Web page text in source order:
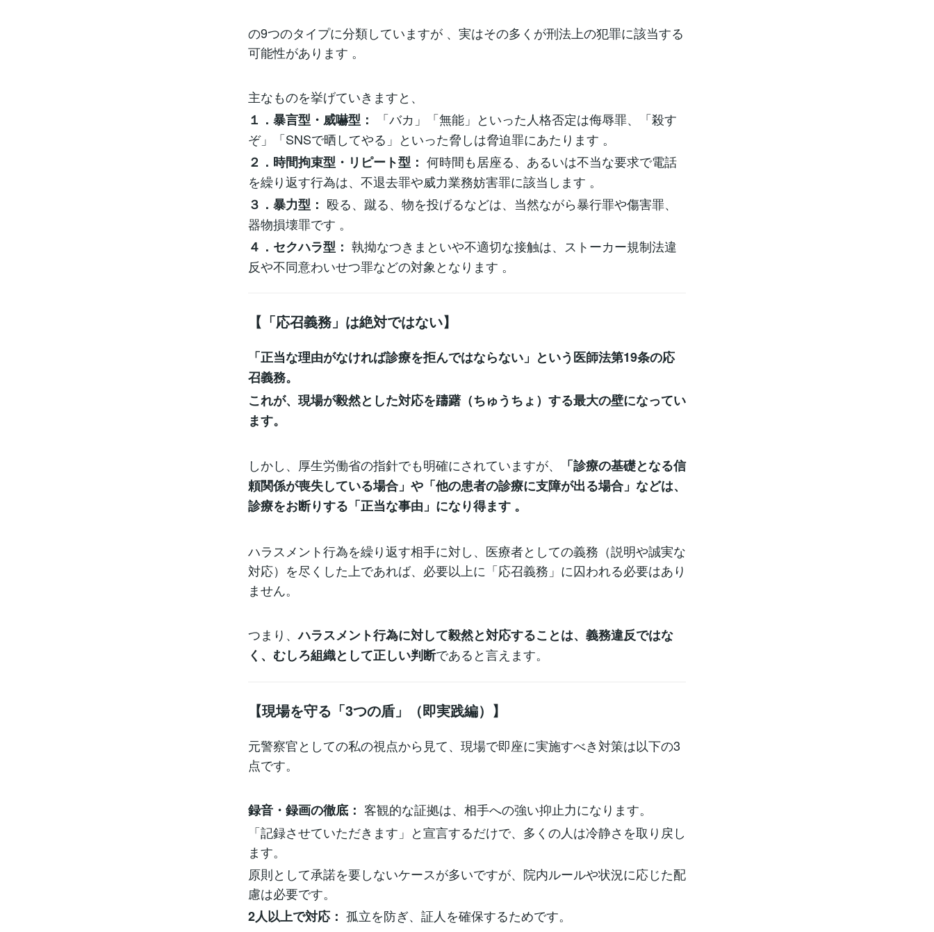
の9つのタイプに分類していますが 、実はその多くが刑法上の犯罪に該当する
可能性があります 。
主なものを挙げていきますと、
１．暴言型・威嚇型：
「バカ」「無能」といった人格否定は侮辱罪、「殺す
ぞ」「SNSで晒してやる」といった脅しは脅迫罪にあたります 。
２．時間拘束型・リピート型： 何時間も居座る、あるいは不当な要求で電話
を繰り返す行為は、不退去罪や威力業務妨害罪に該当します 。
３．暴力型： 殴る、蹴る、物を投げるなどは、当然ながら暴行罪や傷害罪、
器物損壊罪です 。
４．セクハラ型： 執拗なつきまといや不適切な接触は、ストーカー規制法違
反や不同意わいせつ罪などの対象となります 。
【「応召義務」は絶対ではない】
「正当な理由がなければ診療を拒んではならない」という医師法第19条の応
召義務。
これが、現場が毅然とした対応を躊躇（ちゅうちょ）する最大の壁になってい
ます。
しかし、厚生労働省の指針でも明確にされていますが、
「診療の基礎となる信
頼関係が喪失している場合」や「他の患者の診療に支障が出る場合」などは、
診療をお断りする「正当な事由」になり得ます 。
ハラスメント行為を繰り返す相手に対し、医療者としての義務（説明や誠実な
対応）を尽くした上であれば、必要以上に「応召義務」に囚われる必要はあり
ません。
つまり、ハラスメント行為に対して毅然と対応することは、義務違反ではな
く、むしろ組織として正しい判断であると言えます。
【現場を守る「3つの盾」（即実践編）】
元警察官としての私の視点から見て、現場で即座に実施すべき対策は以下の3
点です。
録音・録画の徹底： 客観的な証拠は、相手への強い抑止力になります。
「記録させていただきます」と宣言するだけで、多くの人は冷静さを取り戻し
ます。
原則として承諾を要しないケースが多いですが、院内ルールや状況に応じた配
慮は必要です。
2人以上で対応： 孤立を防ぎ、証人を確保するためです。